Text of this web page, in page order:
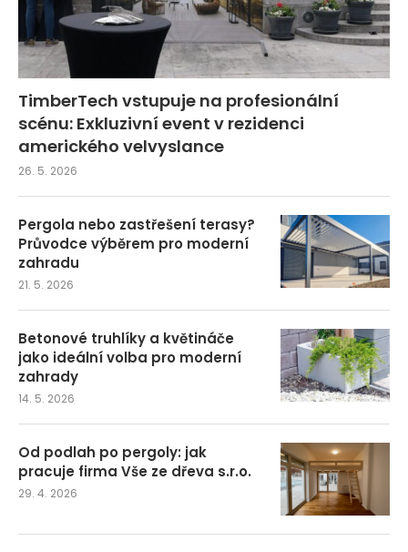
TimberTech vstupuje na profesionální
scénu: Exkluzivní event v rezidenci
amerického velvyslance
26. 5. 2026
Pergola nebo zastřešení terasy?
Průvodce výběrem pro moderní
zahradu
21. 5. 2026
Betonové truhlíky a květináče
jako ideální volba pro moderní
zahrady
14. 5. 2026
Od podlah po pergoly: jak
pracuje firma Vše ze dřeva s.r.o.
29. 4. 2026